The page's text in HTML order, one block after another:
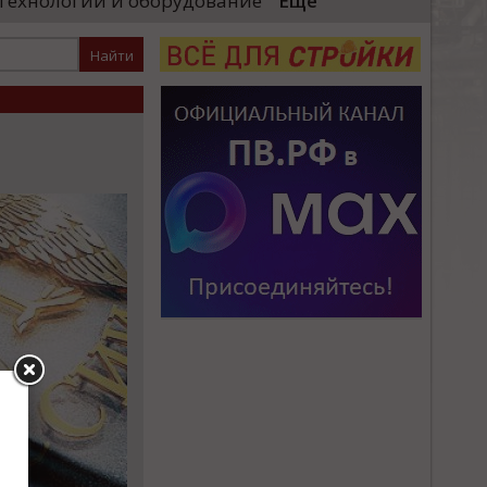
космонавтики в Москве. Об этом рассказал
Департамента инвестиционной и
промышленной политик...